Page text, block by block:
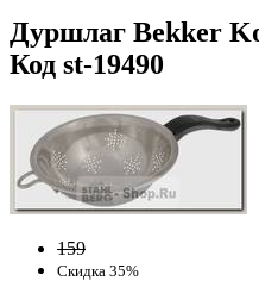
Дуршлаг Bekker
Код st-19490
159
Скидка 35%